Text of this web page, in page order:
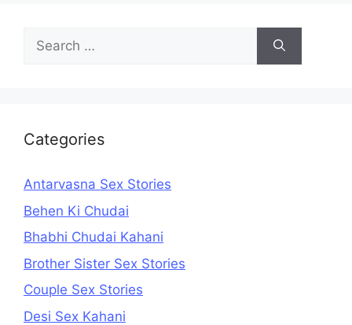
Search
for:
Categories
Antarvasna Sex Stories
Behen Ki Chudai
Bhabhi Chudai Kahani
Brother Sister Sex Stories
Couple Sex Stories
Desi Sex Kahani